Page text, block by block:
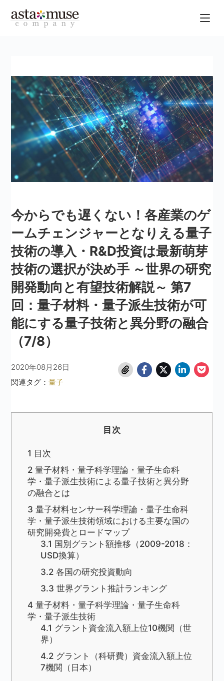
今からでも遅くない！各産業のゲ
ームチェンジャーとなりえる量子
技術の導入・R&D投資は最新萌芽
技術の選択が決め手 ～世界の研究
開発動向と有望技術解説～ 第7
回：量子材料・量子派生技術が可
能にする量子技術と異分野の融合
（7/8）
2020年08月26日
関連タグ：量子
目次
1 目次
2 量子材料・量子科学理論・量子生命科
学・量子派生技術による量子技術と異分野
の融合とは
3 量子材料センサー科学理論・量子生命科
学・量子派生技術領域における主要な国の
研究開発費とロードマップ
3.1 国別グラント額推移（2009-2018：
USD換算）
3.2各国の研究投資動向
3.3 世界グラント推計ランキング
4 量子材料・量子科学理論・量子生命科
学・量子派生技術
4.1 グラント資金流入額上位10機関（世
界）
4.2グラント（科研費）資金流入額上位
7機関（日本）